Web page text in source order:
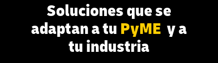
Soluciones que se
adaptan a tu PyME y a
tu industria